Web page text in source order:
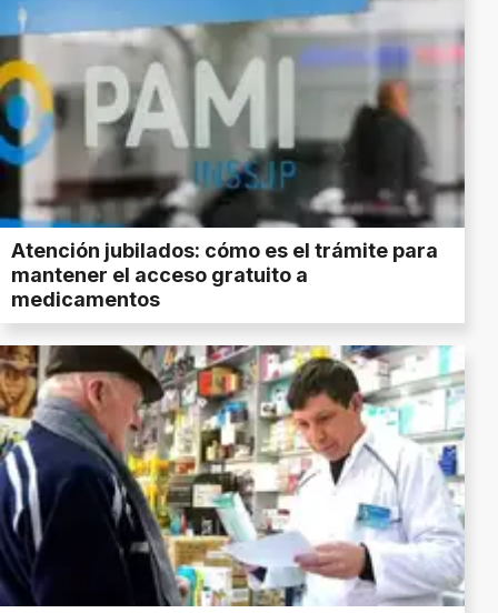
Atención jubilados: cómo es el trámite para
mantener el acceso gratuito a
medicamentos